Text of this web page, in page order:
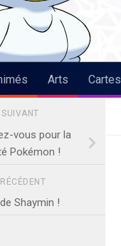
Arts Cartes
vous pour la
Pokémon !
Shaymin !